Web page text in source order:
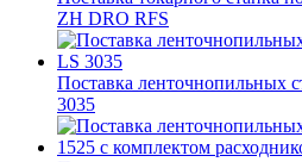
ZH DRO RFS
Поставка ленточнопильных
3035